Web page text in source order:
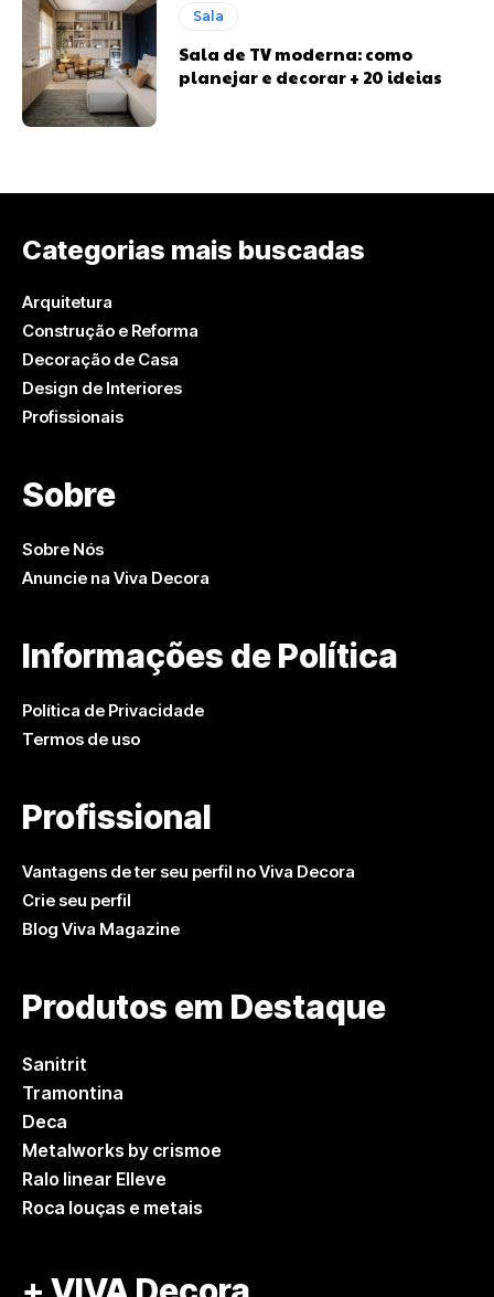
Sala
Sala de TV moderna: como
planejar e decorar + 20 ideias
Categorias mais buscadas
Arquitetura
Construção e Reforma
Decoração de Casa
Design de Interiores
Profissionais
Sobre
Sobre Nós
Anuncie na Viva Decora
Informações de Política
Política de Privacidade
Termos de uso
Profissional
Vantagens de ter seu perfil no Viva Decora
Crie seu perfil
Blog Viva Magazine
Produtos em Destaque
Sanitrit
Tramontina
Deca
Metalworks by crismoe
Ralo linear Elleve
Roca louças e metais